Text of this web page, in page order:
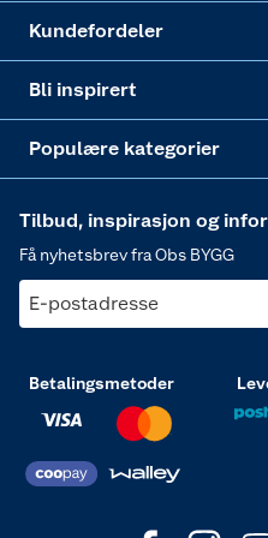
Kundefordeler
Bli inspirert
Populære kategorier
Tilbud, inspirasjon og
Få nyhetsbrev fra Obs BYGG
E-postadresse
Betalingsmetoder